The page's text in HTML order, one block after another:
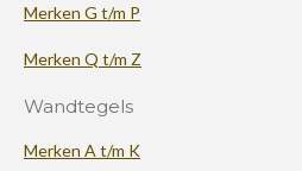
Merken G t/m P
Merken Q t/m Z
Wandtegels
Merken A t/m K